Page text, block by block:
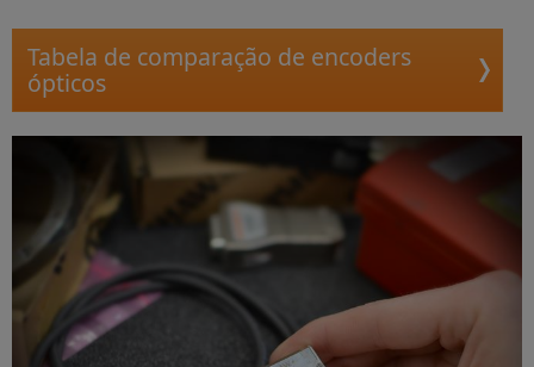
Tabela de comparação de encoders
ópticos